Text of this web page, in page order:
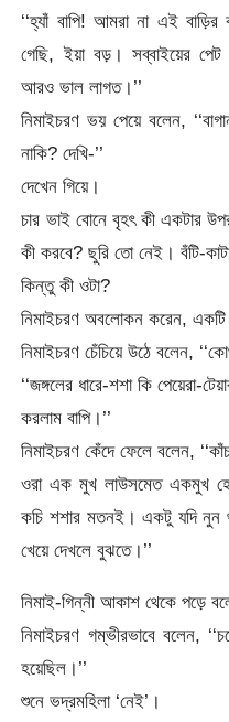
‘‘হ্যাঁ বাপি! আমরা না এই
গেছি, ইয়া বড়। সব্‌বাইয়ের
আরও ভাল লাগত।’’
নিমাইচরণ ভয় পেয়ে বলেন,
নাকি? দেখি-’’
দেখেন গিয়ে।
চার ভাই বোনে বৃহৎ কী একটার
কী করবে? ছুরি তো নেই। বঁটি-
কিন্তু কী ওটা?
নিমাইচরণ অবলোকন করেন, একটি
নিমাইচরণ চেঁচিয়ে উঠে বলেন,
‘‘জঙ্গলের ধারে-শশা কি পেয়েরা-
করলাম বাপি।’’
নিমাইচরণ কেঁদে ফেলে বলেন,
ওরা এক মুখ লাউসমেত একমুখ
কচি শশার মতনই। একটু যদি নুন
খেয়ে দেখলে বুঝতে।’’
নিমাই-গিন্নী আকাশ থেকে পড়ে
নিমাইচরণ গম্ভীরভাবে বলেন,
হয়েছিল।’’
শুনে ভদ্রমহিলা ‘নেই’।